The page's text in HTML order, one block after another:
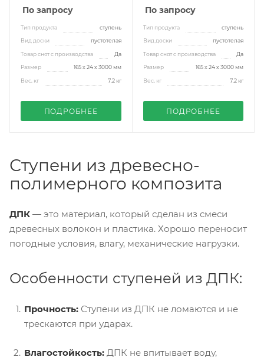
По запросу
Тип продукта ступень
Вид доски пустотелая
Товар снят с производства Да
Размер 165 х 24 х 3000 мм
Вес, кг 7.2 кг
ПОДРОБНЕЕ
По запросу
Тип продукта ступень
Вид доски пустотелая
Товар снят с производства Да
Размер 165 х 24 х 3000 мм
Вес, кг 7.2 кг
ПОДРОБНЕЕ
Ступени из древесно-
полимерного композита
ДПК — это материал, который сделан из смеси
древесных волокон и пластика. Хорошо переносит
погодные условия, влагу, механические нагрузки.
Особенности ступеней из ДПК:
Прочность: Ступени из ДПК не ломаются и не
трескаются при ударах.
Влагостойкость: ДПК не впитывает воду,